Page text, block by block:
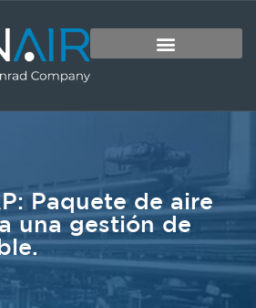
Paquete de aire
una gestión de